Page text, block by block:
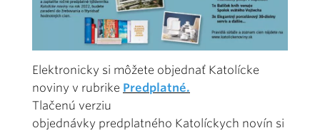
Elektronicky si môžete objednať Katolícke
noviny v rubrike Predplatné.
Tlačenú verziu
objednávky predplatného Katolíckych novín si